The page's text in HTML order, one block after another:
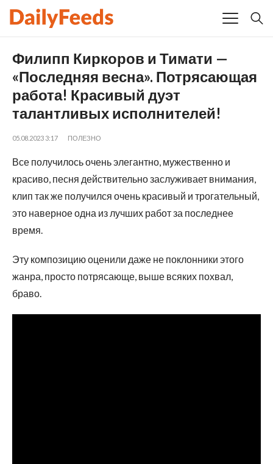
Филипп Киркоров и Тимати —
«Последняя весна». Потрясающая
работа! Красивый дуэт
талантливых исполнителей!
05.08.2023 3:17 ПОЛЕЗНО
Все получилось очень элегантно, мужественно и
красиво, песня действительно заслуживает внимания,
клип так же получился очень красивый и трогательный,
это наверное одна из лучших работ за последнее
время.
Эту композицию оценили даже не поклонники этого
жанра, просто потрясающе, выше всяких похвал,
браво.